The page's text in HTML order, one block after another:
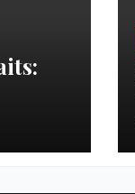
by